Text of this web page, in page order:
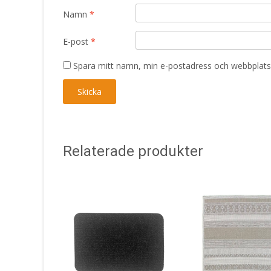
Namn *
E-post *
Spara mitt namn, min e-postadress och
Relaterade produkter